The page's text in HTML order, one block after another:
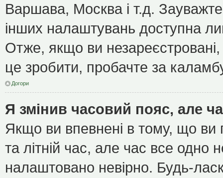
Варшава, Москва і т.д.
інших налаштувань доступна
Отже, якщо ви
це зробити, пробачте за
Догори
Я змінив часовий пояс, але
Якщо ви впевнені в тому, що ви
та літній час, але час все одно
налаштовано невірно. Будь-